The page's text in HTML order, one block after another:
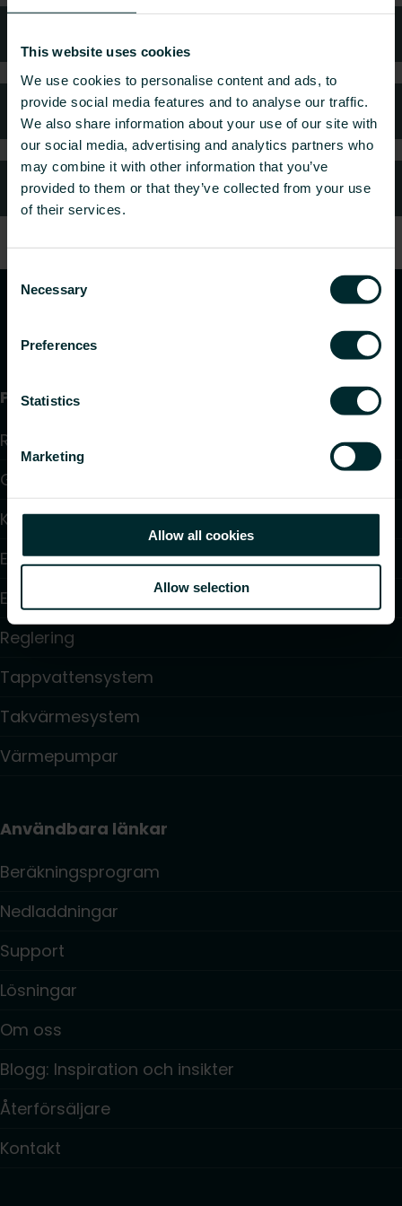
This website uses cookies
We use cookies to personalise content and ads, to
provide social media features and to analyse our traffic.
We also share information about your use of our site with
our social media, advertising and analytics partners who
may combine it with other information that you’ve
provided to them or that they’ve collected from your use
of their services.
Consent
Selection
Necessary
Preferences
Statistics
Marketing
Allow all cookies
Allow selection
Kundtjänst
Vanliga frågor
Produkter
Radiatorer
Golvvärme och golvkylning
Konvektorer och fläktkonvektorer
Elektrisk uppvärmning
Elektronisk styrning
Reglering
Tappvattensystem
Takvärmesystem
Värmepumpar
Användbara länkar
Beräkningsprogram
Nedladdningar
Support
Lösningar
Om oss
Blogg: Inspiration och insikter
Återförsäljare
Kontakt